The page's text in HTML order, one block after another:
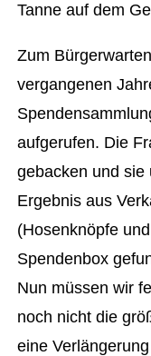
Tanne auf dem
Zum
vergangenen
aufgerufen. Die
gebacken und sie
Ergebnis aus
(Hosenknöpfe
Spendenbox
Nun müssen wir
noch nicht die
eine